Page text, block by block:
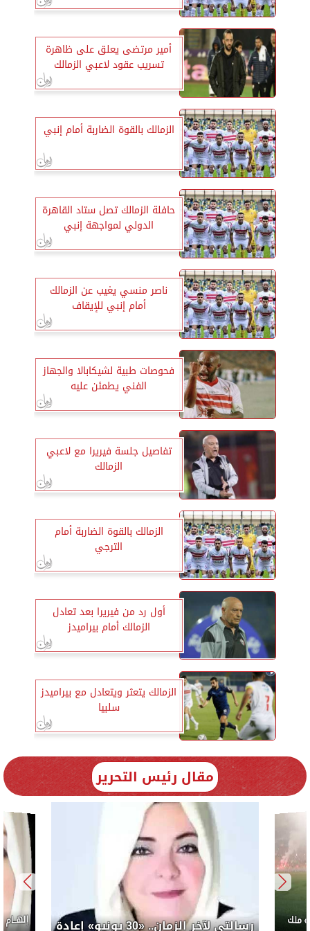
أمير مرتضى يعلق على ظاهرة
تسريب عقود لاعبي الزمالك
الزمالك بالقوة الضاربة أمام إنبي
حافلة الزمالك تصل ستاد القاهرة
الدولي لمواجهة إنبي
ناصر منسي يغيب عن الزمالك
أمام إنبي للإيقاف
فحوصات طبية لشيكابالا والجهاز
الفني يطمئن عليه
تفاصيل جلسة فيريرا مع لاعبي
الزمالك
الزمالك بالقوة الضاربة أمام
الترجي
أول رد من فيريرا بعد تعادل
الزمالك أمام بيراميدز
الزمالك يتعثر ويتعادل مع بيراميدز
سلبيا
مقال رئيس التحرير
رسالتي لآخر الزمان.. «30 يونيو» إعادة
ملك